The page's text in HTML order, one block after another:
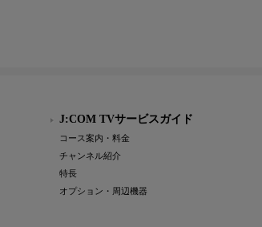
J:COM TVサービスガイド
コース案内・料金
チャンネル紹介
特長
オプション・周辺機器